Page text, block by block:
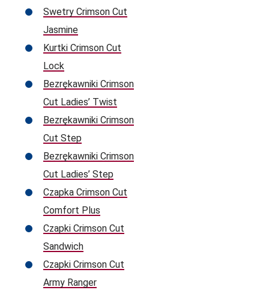
Swetry Crimson Cut
Jasmine
Kurtki Crimson Cut
Lock
Bezrękawniki Crimson
Cut Ladies’ Twist
Bezrękawniki Crimson
Cut Step
Bezrękawniki Crimson
Cut Ladies’ Step
Czapka Crimson Cut
Comfort Plus
Czapki Crimson Cut
Sandwich
Czapki Crimson Cut
Army Ranger